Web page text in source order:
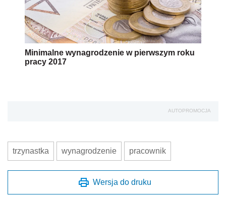
Minimalne wynagrodzenie w pierwszym roku
pracy 2017
AUTOPROMOCJA
trzynastka wynagrodzenie pracownik
Wersja do druku